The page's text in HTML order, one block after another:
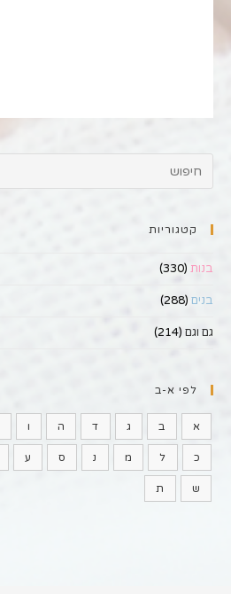
קטגוריות
בנות (330)
בנים (288)
גם וגם (214)
לפי א-ב
א ב ג ד ה ו
כ ל מ נ ס ע
ש ת